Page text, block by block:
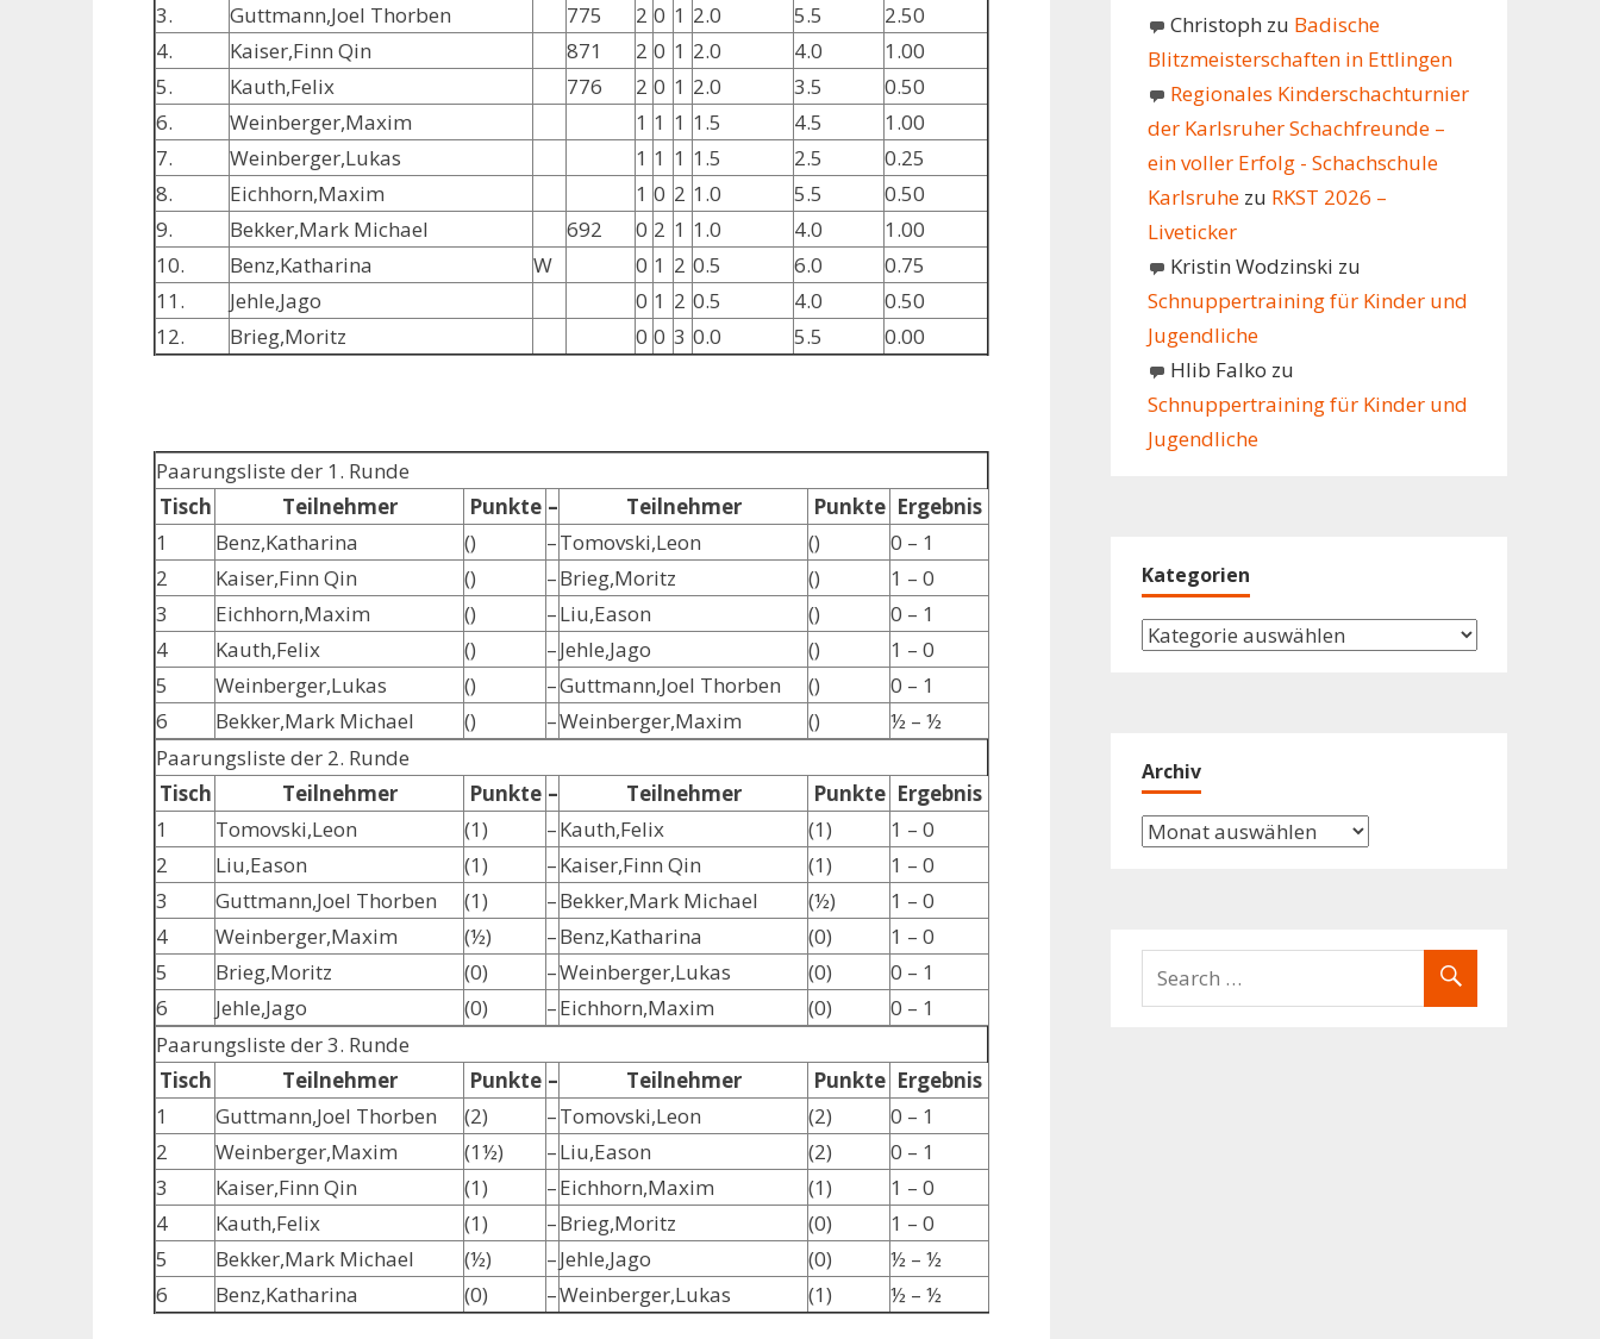
3.
Guttmann,Joel Thorben 775 2 0 1 2.0 5.5
2.50
4.
Kaiser,Finn Qin 871 2 0 1 2.0 4.0
1.00
5.
Kauth,Felix 776 2 0 1 2.0 3.5
0.50
6.
Weinberger,Maxim 1 1 1 1.5 4.5
1.00
7.
Weinberger,Lukas 1 1 1 1.5 2.5
0.25
8.
Eichhorn,Maxim 1 0 2 1.0 5.5
0.50
9.
Bekker,Mark Michael 692 0 2 1 1.0 4.0
1.00
10.
Benz,Katharina W 0 1 2 0.5 6.0
0.75
11.
Jehle,Jago 0 1 2 0.5 4.0
0.50
12.
Brieg,Moritz 0 0 3 0.0 5.5 0.00
Paarungsliste der 1. Runde
Tisch
Teilnehmer Punkte – Teilnehmer Punkte Ergebnis
1
Benz,Katharina () –Tomovski,Leon ()
0 – 1
2
Kaiser,Finn Qin () –Brieg,Moritz ()
1 – 0
3
Eichhorn,Maxim () –Liu,Eason ()
0 – 1
4
Kauth,Felix () –Jehle,Jago ()
1 – 0
5
Weinberger,Lukas () –Guttmann,Joel Thorben ()
0 – 1
6
Bekker,Mark Michael () –Weinberger,Maxim ()
½ – ½
Paarungsliste der 2. Runde
Tisch
Teilnehmer Punkte – Teilnehmer Punkte Ergebnis
1
Tomovski,Leon (1) –Kauth,Felix (1)
1 – 0
2
Liu,Eason (1) –Kaiser,Finn Qin (1)
1 – 0
3
Guttmann,Joel Thorben (1) –Bekker,Mark Michael (½)
1 – 0
4
Weinberger,Maxim (½) –Benz,Katharina (0)
1 – 0
5
Brieg,Moritz (0) –Weinberger,Lukas (0)
0 – 1
6
Jehle,Jago (0) –Eichhorn,Maxim (0)
0 – 1
Paarungsliste der 3. Runde
Tisch
Teilnehmer Punkte – Teilnehmer Punkte Ergebnis
1
Guttmann,Joel Thorben (2) –Tomovski,Leon (2)
0 – 1
2
Weinberger,Maxim (1½) –Liu,Eason (2)
0 – 1
3
Kaiser,Finn Qin (1) –Eichhorn,Maxim (1)
1 – 0
4
Kauth,Felix (1) –Brieg,Moritz (0)
1 – 0
5
Bekker,Mark Michael (½) –Jehle,Jago (0)
½ – ½
6
Benz,Katharina (0) –Weinberger,Lukas (1) ½ – ½
Christoph zu Badische
Blitzmeisterschaften in Ettlingen
Regionales Kinderschachturnier
der Karlsruher Schachfreunde –
ein voller Erfolg - Schachschule
Karlsruhezu RKST 2026 –
Liveticker
Kristin Wodzinski zu
Schnuppertraining für Kinder und
Jugendliche
Hlib Falko zu
Schnuppertraining für Kinder und
Jugendliche
Kategorien
Kategorien
Archiv
Archiv